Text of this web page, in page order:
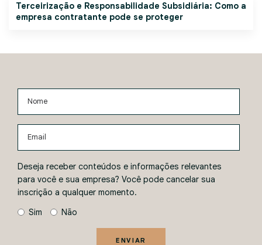
Terceirização e Responsabilidade Subsidiária: Como a
empresa contratante pode se proteger
Deseja receber conteúdos e informações relevantes
para você e sua empresa? Você pode cancelar sua
inscrição a qualquer momento.
Sim
Não
ENVIAR